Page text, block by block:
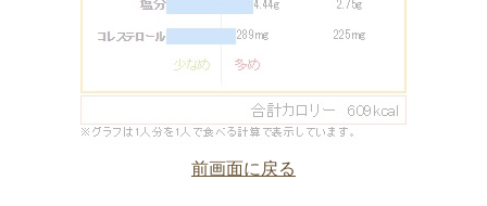
前画面に戻る